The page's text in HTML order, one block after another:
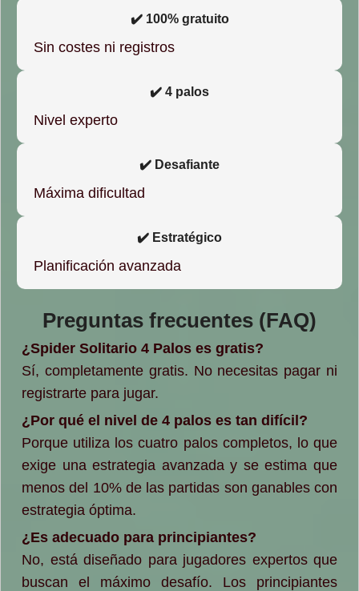
✔️ 100% gratuito
Sin costes ni registros
✔️ 4 palos
Nivel experto
✔️ Desafiante
Máxima dificultad
✔️ Estratégico
Planificación avanzada
Preguntas frecuentes (FAQ)
¿Spider Solitario 4 Palos es gratis?
Sí, completamente gratis. No necesitas pagar ni
registrarte para jugar.
¿Por qué el nivel de 4 palos es tan difícil?
Porque utiliza los cuatro palos completos, lo que
exige una estrategia avanzada y se estima que
menos del 10% de las partidas son ganables con
estrategia óptima.
¿Es adecuado para principiantes?
No, está diseñado para jugadores expertos que
buscan el máximo desafío. Los principiantes